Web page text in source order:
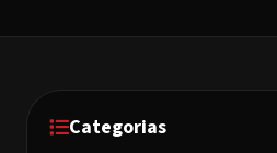
Categorias